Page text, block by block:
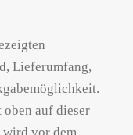
Lieferumfang,
oben auf dieser